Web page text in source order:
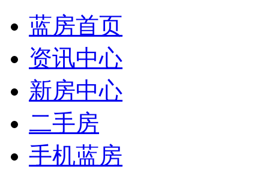
蓝房首页
资讯中心
新房中心
二手房
手机蓝房